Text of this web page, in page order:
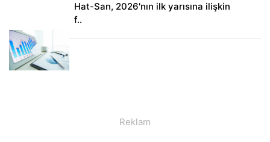
Hat-San, 2026'nın ilk yarısına ilişkin
f..